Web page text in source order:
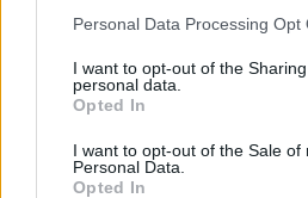
Personal Data Processing Opt
I want to opt-out of the
personal data.
Opted In
I want to opt-out of the Sale of
Personal Data.
Opted In
Tietosuojalauseke
Mediatiedot
RSS-ohje
Lifestyle